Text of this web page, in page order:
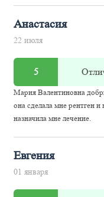
Анастасия
22 июля
5
Мария Валентиновна
она сделала мне рентген
назначила мне лечение.
Евгения
01 января